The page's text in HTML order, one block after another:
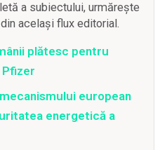
a subiectului, urmărește
același flux editorial.
plătesc pentru
european
energetică a